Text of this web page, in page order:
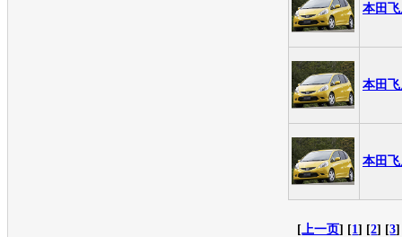
本田
本田
本田
[ 上一页] [1] [2] [3